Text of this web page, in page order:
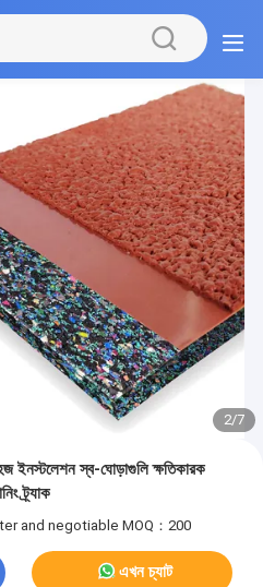
2/7
ইনস্টলেশন স্ব-ঘোড়াগুলি ক্ষতিকারক
ট্র্যাক
and negotiable MOQ：200
এখন চ্যাট